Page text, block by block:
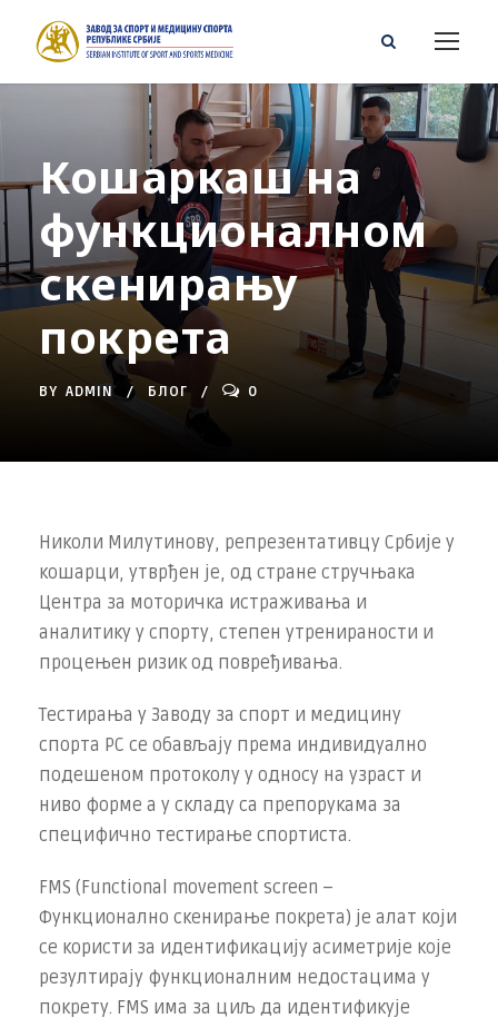
Кошаркаш на
функционалном
скенирању
покрета
BY ADMIN БЛОГ 0
Николи Милутинову, репрезентативцу Србије у
кошарци, утврђен је, од стране стручњака
Центра за моторичка истраживања и
аналитику у спорту, степен утренираности и
процењен ризик од повређивања.
Тестирања у Заводу за спорт и медицину
спорта РС се обављају према индивидуално
подешеном протоколу у односу на узраст и
ниво форме а у складу са препорукама за
специфично тестирање спортиста.
FMS (Functional movement screen –
Функционално скенирање покрета) је алат који
се користи за идентификацију асиметрије које
резултирају функционалним недостацима у
покрету. FMS има за циљ да идентификује